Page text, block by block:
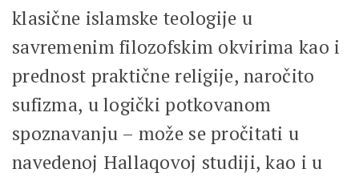
klasične islamske teologije u
savremenim filozofskim okvirima kao i
prednost praktične religije, naročito
sufizma, u logički potkovanom
spoznavanju – može se pročitati u
navedenoj Hallaqovoj studiji, kao i u